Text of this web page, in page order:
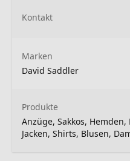
Kontakt
Marken
David Saddler
Produkte
Anzüge, Sakkos,
Jacken, Shirts, Blusen,